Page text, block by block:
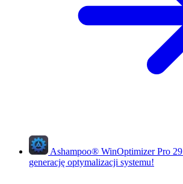
Ashampoo® WinOptimizer Pro 29
generację optymalizacji systemu!